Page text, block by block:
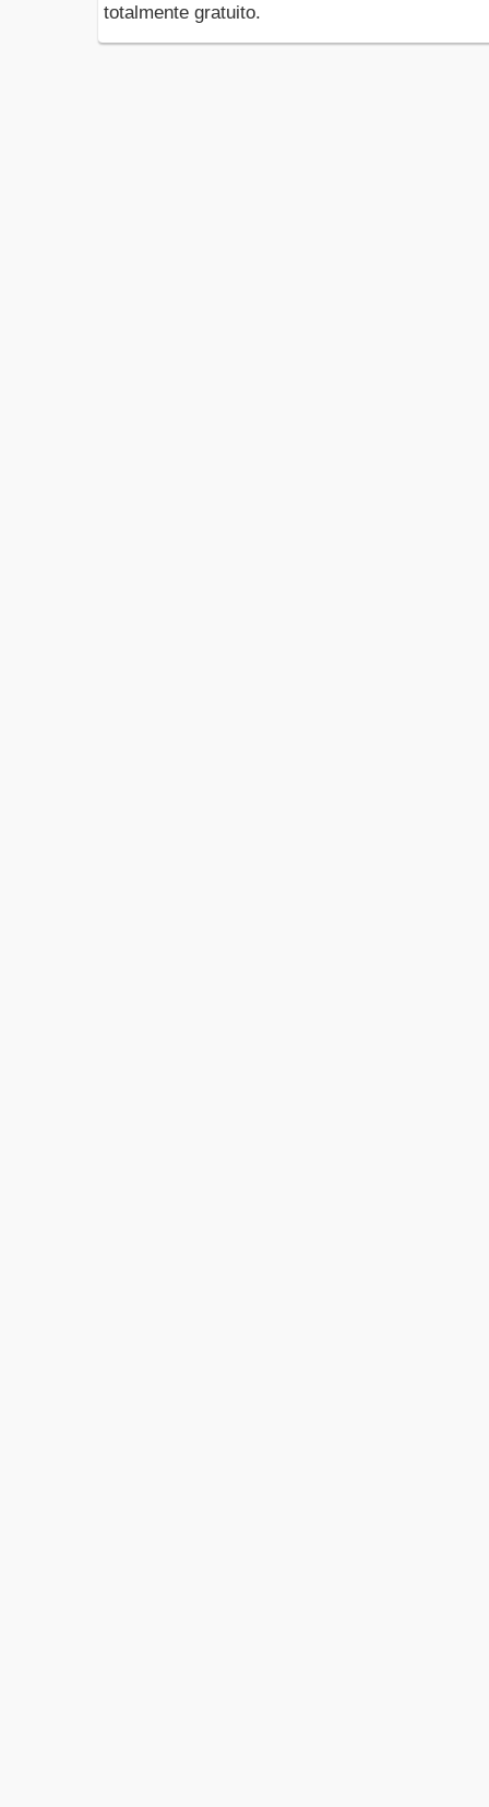
totalmente gratuito.